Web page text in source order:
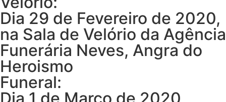
Dia 29 de Fevereiro de 2020,
na Sala de Velório da Agência
Funerária Neves, Angra do
Heroismo
Funeral: